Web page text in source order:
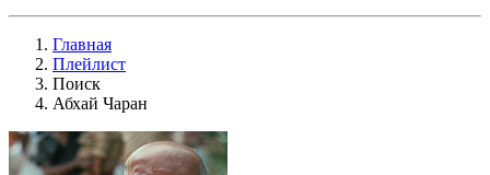
Главная
Плейлист
Поиск
Абхай Чаран